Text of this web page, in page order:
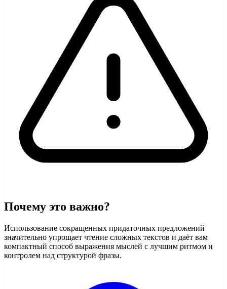
Почему это важно?
Использование сокращенных придаточных предложений
значительно упрощает чтение сложных текстов и даёт вам
компактный способ выражения мыслей с лучшим ритмом и
контролем над структурой фразы.